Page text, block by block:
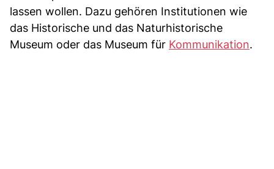
lassen wollen. Dazu gehören Institutionen wie
das Historische und das Naturhistorische
Museum oder das Museum für Kommunikation.